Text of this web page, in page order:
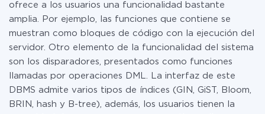
ofrece a los usuarios una funcionalidad bastante
amplia. Por ejemplo, las funciones que contiene se
muestran como bloques de código con la ejecución del
servidor. Otro elemento de la funcionalidad del sistema
son los disparadores, presentados como funciones
llamadas por operaciones DML. La interfaz de este
DBMS admite varios tipos de índices (GIN, GiST, Bloom,
BRIN, hash y B-tree), además, los usuarios tienen la